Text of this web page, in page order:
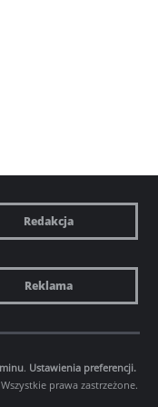
Redakcja
Reklama
. Ustawienia preferencji.
prawa zastrzeżone.